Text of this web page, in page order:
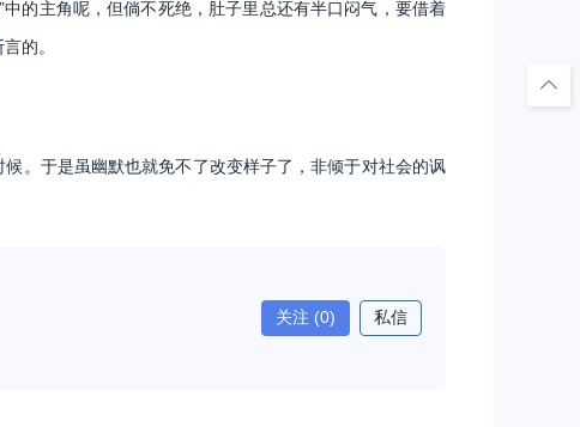
的主角呢，但倘不死绝，肚子里总还有半口闷气，要借着
的。
。于是虽幽默也就免不了改变样子了，非倾于对社会的讽
关注 (0) 私信